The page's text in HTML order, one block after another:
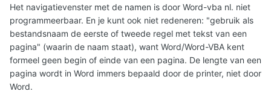
Het navigatievenster met de namen is door Word-vba nl. niet
programmeerbaar. En je kunt ook niet redeneren: "gebruik als
bestandsnaam de eerste of tweede regel met tekst van een
pagina" (waarin de naam staat), want Word/Word-VBA kent
formeel geen begin of einde van een pagina. De lengte van een
pagina wordt in Word immers bepaald door de printer, niet door
Word.